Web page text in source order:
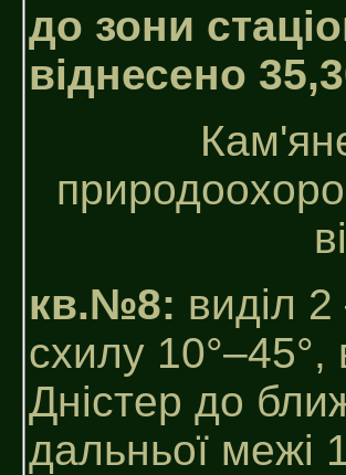
до зони
віднесено
кв.№8: виділ
схилу 10°–45°,
Дністер до
дальньої межі